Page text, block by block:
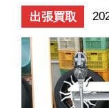
出張買取